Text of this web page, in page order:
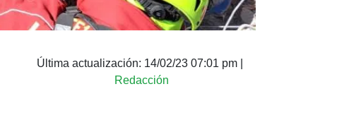
Última actualización: 14/02/23 07:01 pm
Redacción